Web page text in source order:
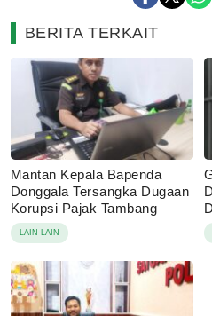
BERITA TERKAIT
Mantan Kepala Bapenda
Donggala Tersangka Dugaan
Korupsi Pajak Tambang
LAIN LAIN